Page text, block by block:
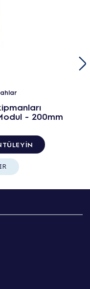
- 200mm